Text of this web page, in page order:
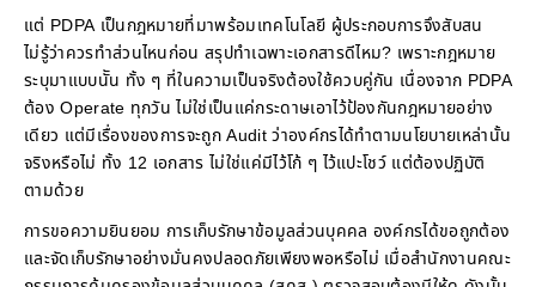
แต่ PDPA เป็นกฎหมายที่มาพร้อมเทคโนโลยี ผู้ประกอบการจึงสับสน
ไม่รู้ว่าควรทำส่วนไหนก่อน สรุปทำเฉพาะเอกสารดีไหม? เพราะกฎหมาย
ระบุมาแบบนััน ทั้ง ๆ ที่ในความเป็นจริงต้องใช้ควบคู่กัน เนื่องจาก PDPA
ต้อง Operate ทุกวัน ไม่ใช่เป็นแค่กระดาษเอาไว้ป้องกันกฎหมายอย่าง
เดียว แต่มีเรื่องของการจะถูก Audit ว่าองค์กรได้ทำตามนโยบายเหล่านั้น
จริงหรือไม่ ทั้ง 12 เอกสาร ไม่ใช่แค่มีไว้โก้ ๆ ไว้แปะโชว์ แต่ต้องปฏิบัติ
ตามด้วย
การขอความยินยอม การเก็บรักษาข้อมูลส่วนบุคคล องค์กรได้ขอถูกต้อง
และจัดเก็บรักษาอย่างมั่นคงปลอดภัยเพียงพอหรือไม่ เมื่อสำนักงานคณะ